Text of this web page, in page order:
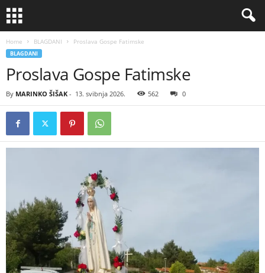
Home BLAGDANI Proslava Gospe Fatimske
BLAGDANI
Proslava Gospe Fatimske
By MARINKO ŠIŠAK - 13. svibnja 2026. 562 0